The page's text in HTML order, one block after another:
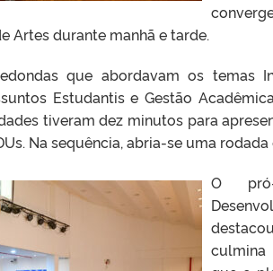
Artes durante manhã e tarde.
que abordavam os temas
Estudantis e Gestão
tiveram dez minutos para
Na sequência, abria-se uma
O
culmina